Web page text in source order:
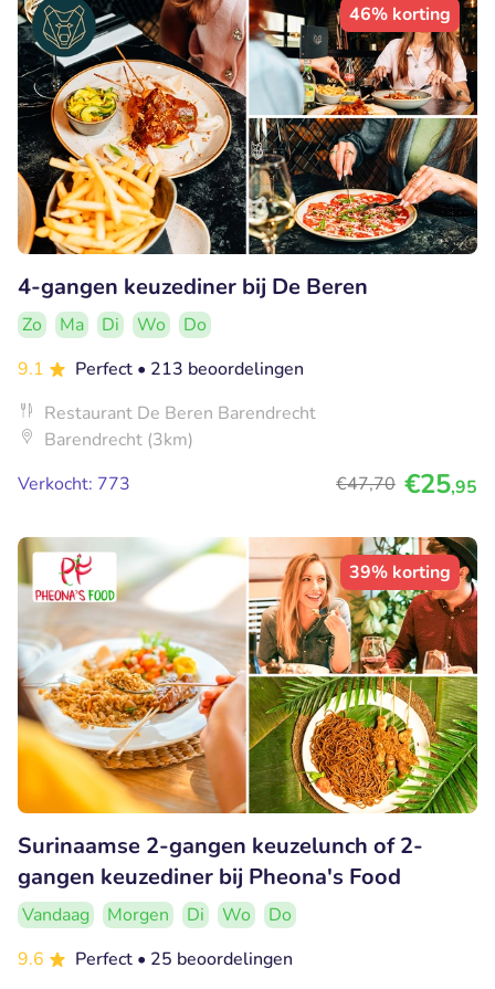
46% korting
4-gangen keuzediner bij De Beren
Zo Ma Di Wo
Do
9.1
Perfect • 213 beoordelingen
Restaurant De Beren Barendrecht
Barendrecht (3km)
Verkocht: 773
€47,70 €25,95
39% korting
Surinaamse 2-gangen keuzelunch of 2-
gangen keuzediner bij Pheona's Food
Vandaag Morgen Di Wo
Do
9.6
Perfect • 25 beoordelingen